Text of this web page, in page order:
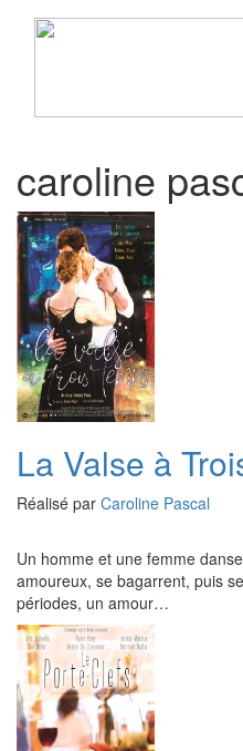
caroline
La Valse à
Réalisé par Caroline Pascal
Un homme et une femme
amoureux, se bagarrent, puis
périodes, un amour…